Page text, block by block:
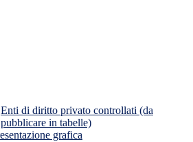
Enti di diritto privato controllati (da
pubblicare in tabelle)
grafica